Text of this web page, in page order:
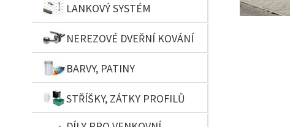
LANKOVÝ SYSTÉM
NEREZOVÉ DVEŘNÍ KOVÁNÍ
BARVY, PATINY
STŘÍŠKY, ZÁTKY PROFILŮ